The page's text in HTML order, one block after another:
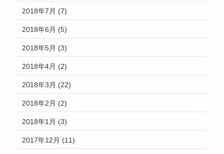
2018年7月 (7)
2018年6月 (5)
2018年5月 (3)
2018年4月 (2)
2018年3月 (22)
2018年2月 (2)
2018年1月 (3)
2017年12月 (11)